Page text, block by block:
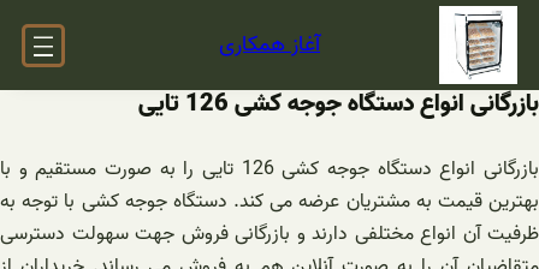
رفتن
محتوا
آغاز همکاری
بازرگانی انواع دستگاه جوجه کشی 126 تایی
بازرگانی انواع دستگاه جوجه کشی 126 تایی را به صورت مستقیم و با
بهترین قیمت به مشتریان عرضه می کند. دستگاه جوجه کشی با توجه به
ظرفیت آن انواع مختلفی دارند و بازرگانی فروش جهت سهولت دسترسی